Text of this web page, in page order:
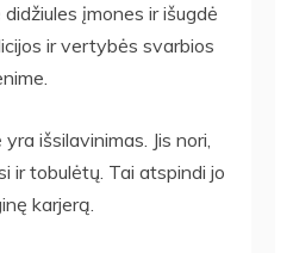
didžiules įmones ir išugdė
ir vertybės svarbios
išsilavinimas. Jis nori,
ir tobulėtų. Tai atspindi jo
karjerą.